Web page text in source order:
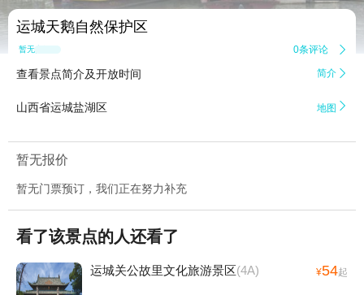
运城天鹅自然保护区
暂无点评 0条评论 
查看景点简介及开放时间 简介 
山西省运城盐湖区 地图 
暂无报价
暂无门票预订，我们正在努力补充
看了该景点的人还看了
运城关公故里文化旅游景区(4A) ¥54起